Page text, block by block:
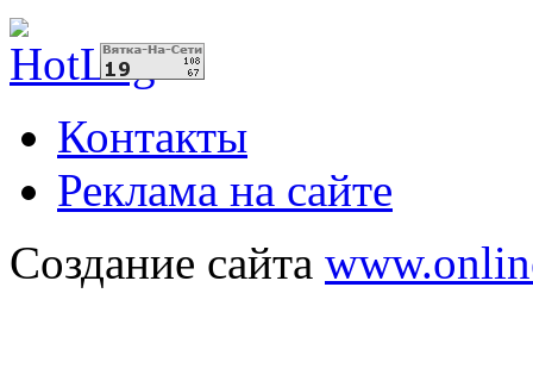
Контакты
Реклама на сайте
Создание сайта